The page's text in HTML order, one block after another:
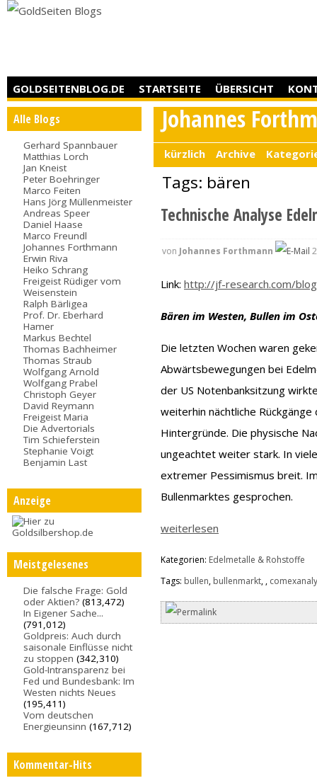
GOLDSEITENBLOG.DE STARTSEITE ÜBERSICHT
Alle Blogs
Gerhard Spannbauer
Matthias Lorch
Jan Kneist
Peter Boehringer
Marco Feiten
Hans Jörg Müllenmeister
Andreas Speer
Daniel Haase
Marco Freundl
Johannes Forthmann
Erwin Riva
Heiko Schrang
Freigeist Rüdiger vom
Weisenstein
Ralph Bärligea
Prof. Dr. Eberhard
Hamer
Markus Bechtel
Thomas Bachheimer
Thomas Straub
Wolfgang Arnold
Wolfgang Prabel
Christoph Geyer
David Reymann
Freigeist Maria
Die Advertorials
Tim Schieferstein
Stephanie Voigt
Benjamin Last
Anzeige
Meistgelesenes
Die falsche Frage: Gold
oder Aktien? (813,472)
In Eigener Sache...
(791,012)
Goldpreis: Auch durch
saisonale Einflüsse nicht
zu stoppen (342,310)
Gold-Intransparenz bei
Fed und Bundesbank: Im
Westen nichts Neues
(195,411)
Vom deutschen
Energieunsinn (167,712)
Kommentar-Hits
Johannes
kürzlich Archive
Tags: bären
Technische Analyse
von Johannes Forthmann
Link:http://jf-research.com/
Bären im Westen, Bullen im
Die letzten Wochen waren
Abwärtsbewegungen bei
der US Notenbanksitzung
weiterhin nächtliche
Hintergründe. Die physische
ungeachtet weiter stark. In
extremer Pessimismus breit.
Bullenmarktes gesprochen.
weiterlesen
Kategorien: Edelmetalle & Rohstoffe
Tags: bullen, bullenmarkt, ,